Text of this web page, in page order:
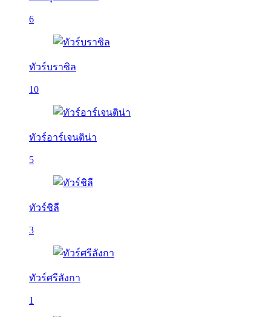
6
ทัวร์บราซิล
10
ทัวร์อาร์เจนติน่า
5
ทัวร์ชิลี
3
ทัวร์ศรีลังกา
1